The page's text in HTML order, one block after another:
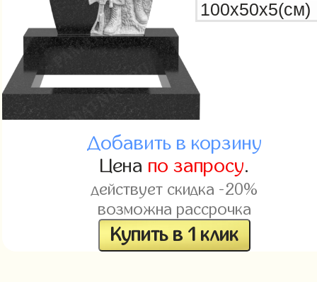
Добавить в корзину
Цена по запросу.
действует скидка -20%
возможна рассрочка
Купить в 1 клик